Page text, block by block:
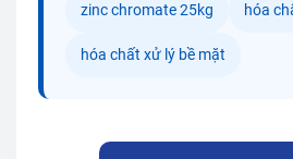
zinc chromate 25kg hóa
hóa chất xử lý bề mặt